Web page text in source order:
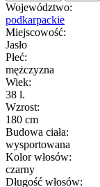
Województwo:
podkarpackie
Miejscowość:
Jasło
Płeć:
mężczyzna
Wiek:
38 l.
Wzrost:
180 cm
Budowa ciała:
wysportowana
Kolor włosów:
czarny
Długość włosów: